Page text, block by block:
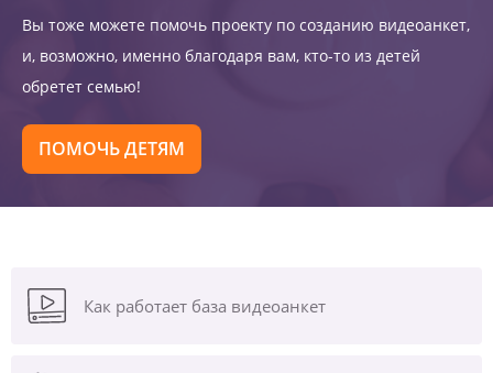
Вы тоже можете помочь проекту по созданию видеоанкет,
и, возможно, именно благодаря вам, кто-то из детей
обретет семью!
ПОМОЧЬ ДЕТЯМ
Как работает база видеоанкет